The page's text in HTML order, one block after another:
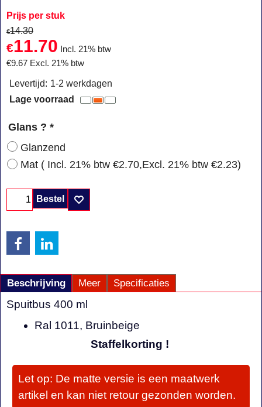
Prijs per stuk
€14.30
€11.70
Incl. 21% btw
€9.67 Excl. 21% btw
Levertijd: 1-2 werkdagen
Lage voorraad
Glans ? *
Glanzend
Mat ( Incl. 21% btw €2.70,Excl. 21% btw €2.23)
Bestel
Beschrijving Meer Specificaties
Spuitbus 400 ml
Ral 1011, Bruinbeige
Staffelkorting !
Let op: De matte versie is een maatwerk
artikel en kan niet retour gezonden worden.